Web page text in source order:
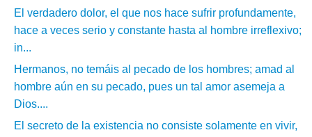
El verdadero dolor, el que nos hace sufrir profundamente,
hace a veces serio y constante hasta al hombre irreflexivo;
in...
Hermanos, no temáis al pecado de los hombres; amad al
hombre aún en su pecado, pues un tal amor asemeja a
Dios....
El secreto de la existencia no consiste solamente en vivir,